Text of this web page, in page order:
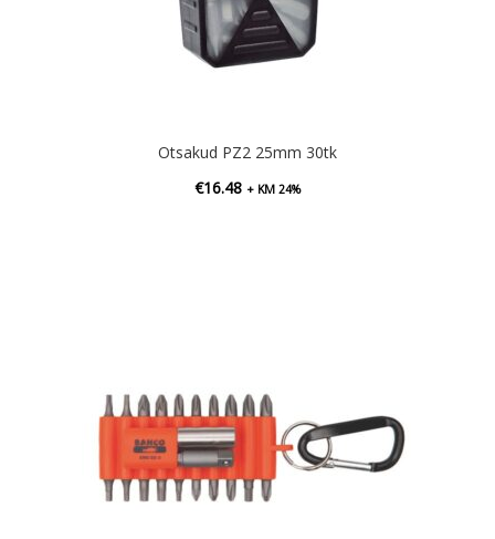
Otsakud PZ2 25mm 30tk
€16.48 + KM 24%